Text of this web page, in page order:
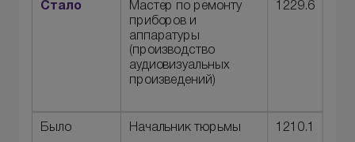
Стало
Мастер по ремонту
приборов и
аппаратуры
(производство
аудиовизуальных
произведений)
1229.6
Было Начальник тюрьмы 1210.1